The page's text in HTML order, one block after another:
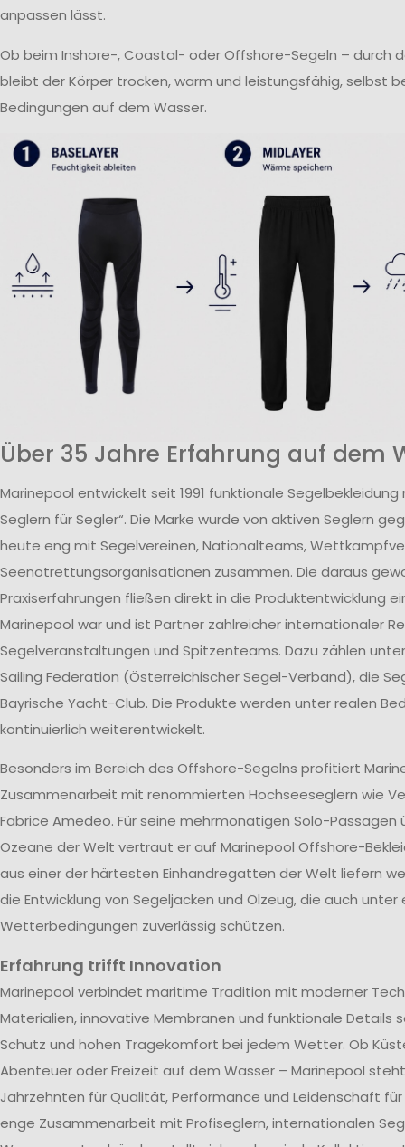
anpassen lässt.
Ob beim Inshore-, Coastal- oder Offshore-Segeln – durch
bleibt der Körper trocken, warm und leistungsfähig, selbst
Bedingungen auf dem Wasser.
Über 35 Jahre Erfahrung auf dem
Marinepool entwickelt seit 1991 funktionale Segelbekleidung
Seglern für Segler“. Die Marke wurde von aktiven Seglern
heute eng mit Segelvereinen, Nationalteams,
Seenotrettungsorganisationen zusammen. Die daraus
Praxiserfahrungen fließen direkt in die Produktentwicklung
Marinepool war und ist Partner zahlreicher internationaler
Segelveranstaltungen und Spitzenteams. Dazu zählen
Sailing Federation (Österreichischer Segel-Verband), die
Bayrische Yacht-Club. Die Produkte werden unter realen
kontinuierlich weiterentwickelt.
Besonders im Bereich des Offshore-Segelns profitiert
Zusammenarbeit mit renommierten Hochseeseglern wie
Fabrice Amedeo. Für seine mehrmonatigen Solo-
Ozeane der Welt vertraut er auf Marinepool Offshore-
aus einer der härtesten Einhandregatten der Welt liefern
die Entwicklung von Segeljacken und Ölzeug, die auch
Wetterbedingungen zuverlässig schützen.
Erfahrung trifft Innovation
Marinepool verbindet maritime Tradition mit moderner
Materialien, innovative Membranen und funktionale Details
Schutz und hohen Tragekomfort bei jedem Wetter. Ob
Abenteuer oder Freizeit auf dem Wasser – Marinepool
Jahrzehnten für Qualität, Performance und Leidenschaft
enge Zusammenarbeit mit Profiseglern, internationalen